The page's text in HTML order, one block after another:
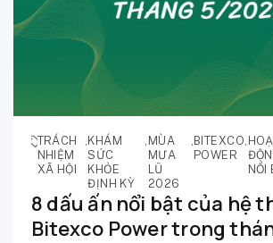
TRÁCH
NHIỆM
XÃ HỘI
, KHÁM
SỨC
KHỎE
ĐỊNH KỲ
, MÙA
MƯA
LŨ
2026
, BITEXCO
POWER
,
NỔI
8 dấu ấn nổi bật của hệ
Bitexco Power trong